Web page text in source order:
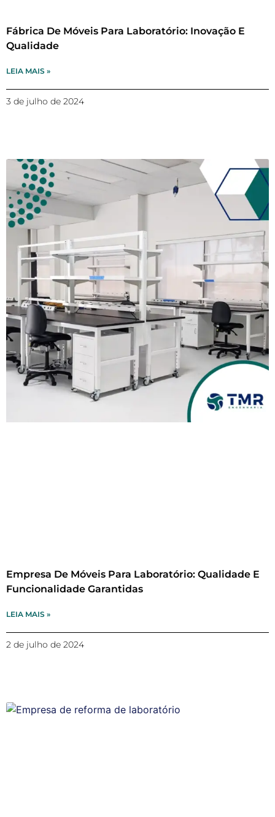
Fábrica De Móveis Para Laboratório: Inovação E
Qualidade
LEIA MAIS »
3 de julho de 2024
Empresa De Móveis Para Laboratório: Qualidade E
Funcionalidade Garantidas
LEIA MAIS »
2 de julho de 2024